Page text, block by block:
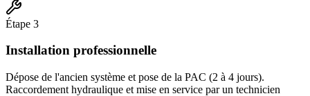
Étape 3
Installation professionnelle
Dépose de l'ancien système et pose de la PAC (2 à 4 jours).
Raccordement hydraulique et mise en service par un technicien